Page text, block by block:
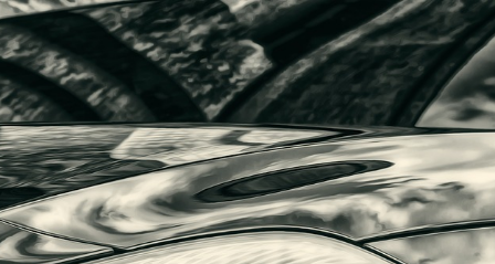
Startseite
Leistungen
Über uns